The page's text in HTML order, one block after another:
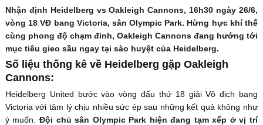
Nhận định Heidelberg vs Oakleigh Cannons, 16h30 ngày 26/6,
vòng 18 VĐ bang Victoria, sân Olympic Park. Hừng hực khí thế
cùng phong độ chạm đỉnh, Oakleigh Cannons đang hướng tới
mục tiêu gieo sầu ngay tại sào huyệt của Heidelberg.
Số liệu thống kê về Heidelberg gặp Oakleigh
Cannons:
Heidelberg United bước vào vòng đấu thứ 18 giải Vô địch bang
Victoria với tâm lý chịu nhiều sức ép sau những kết quả không như
ý muốn.Đội chủ sân Olympic Park hiện đang tạm xếp ở vị trí